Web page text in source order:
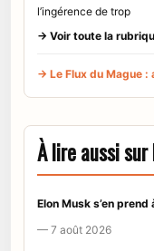
l’ingérence de trop
→ Voir toute la
→ Le Flux du Mague
À lire aussi sur
Elon Musk s’en
— 7 août 2026